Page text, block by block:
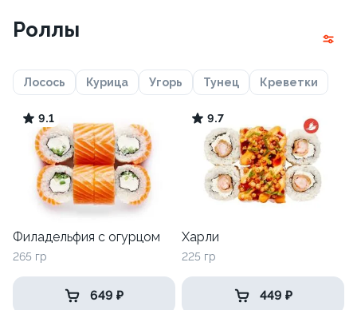
Роллы
Лосось Курица Угорь Тунец Креветки
9.1
Филадельфия с огурцом
265 гр
649 ₽
9.7
Харли
225 гр
449 ₽